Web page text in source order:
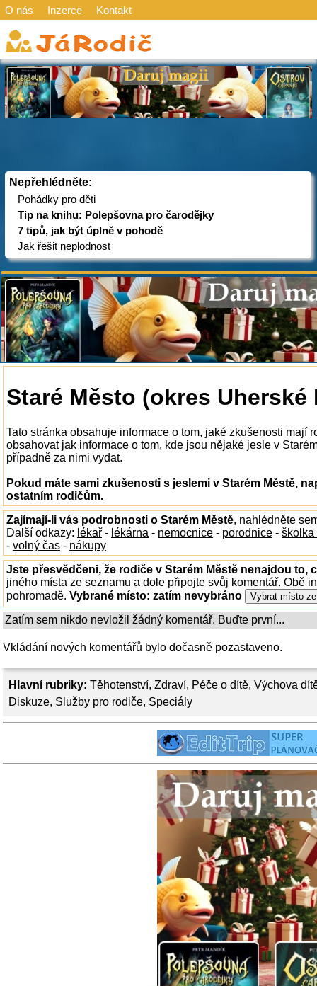
O nás Inzerce Kontakt
Nepřehlédněte:
Pohádky pro děti
Tip na knihu: Polepšovna pro čarodějky
7 tipů, jak být úplně v pohodě
Jak řešit neplodnost
Hlavní rubriky: Těhotenství, Zdraví, Péče o dítě, Výchova
Diskuze, Služby pro rodiče, Speciály
Staré Město (okres Uherské
Tato stránka obsahuje informace o tom, jaké zkušenosti mají
obsahovat jak informace o tom, kde jsou nějaké jesle v
případně za nimi vydat.
Pokud máte sami zkušenosti s jeslemi v Starém Městě,
ostatním rodičům.
Zajímají-li vás podrobnosti o Starém Městě, nahlédněte
Další odkazy: lékař - lékárna - nemocnice - porodnice - školka
- volný čas - nákupy
Jste přesvědčeni, že rodiče v Starém Městě nenajdou to,
jiného místa ze seznamu a dole připojte svůj komentář. Obě
pohromadě. Vybrané místo: zatím nevybráno
Zatím sem nikdo nevložil žádný komentář. Buďte první...
Vkládání nových komentářů bylo dočasně pozastaveno.